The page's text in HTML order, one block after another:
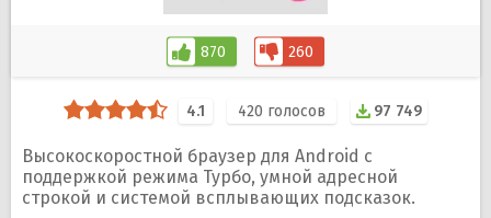
870 260
4.1 420 голосов 97 749
Высокоскоростной браузер для Android с
поддержкой режима Турбо, умной адресной
строкой и системой всплывающих подсказок.